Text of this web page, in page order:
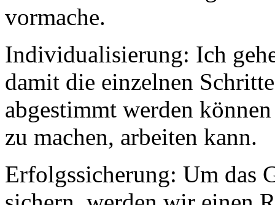
vormache.
Individualisierung: Ich
damit die einzelnen
abgestimmt werden
zu machen, arbeiten kann.
Erfolgssicherung: Um das